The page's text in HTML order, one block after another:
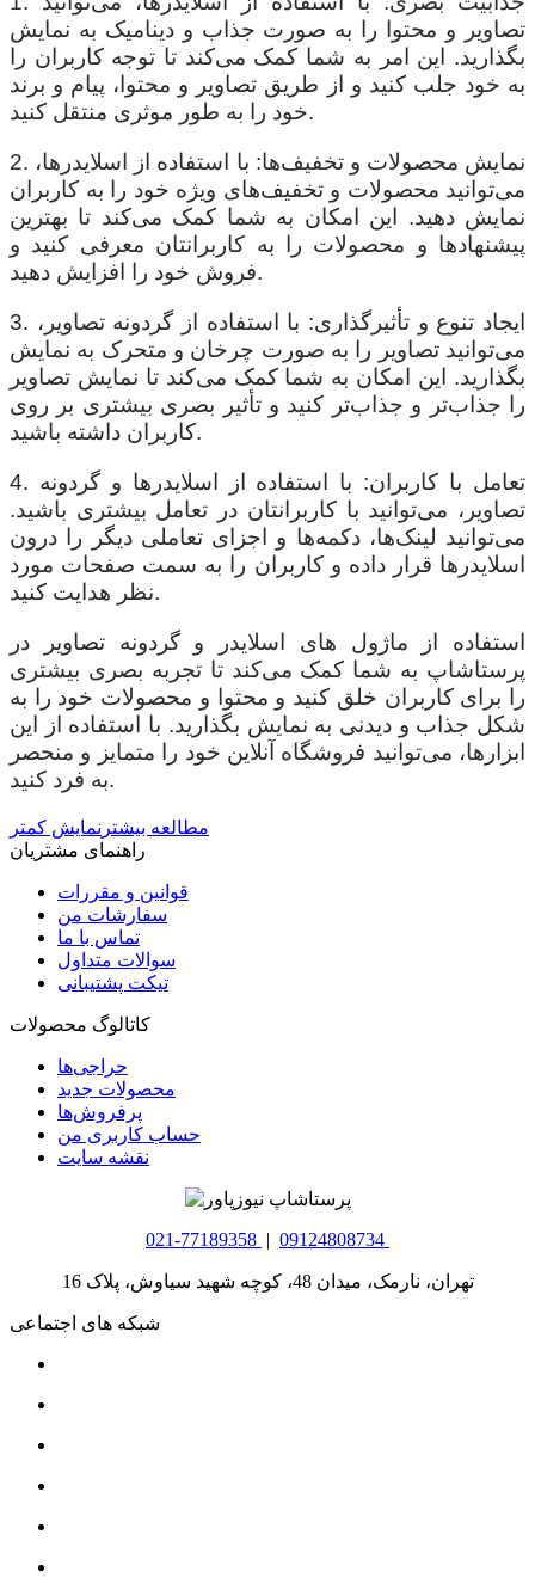
تصاویر و محتوا را به صورت جذاب و دینامیک به نمایش
بگذارید. این امر به شما کمک می‌کند تا توجه کاربران را
به خود جلب کنید و از طریق تصاویر و محتوا، پیام و برند
خود را به طور موثری منتقل کنید.
2. نمایش محصولات و تخفیف‌ها: با استفاده از اسلایدرها،
می‌توانید محصولات و تخفیف‌های ویژه خود را به کاربران
نمایش دهید. این امکان به شما کمک می‌کند تا بهترین
پیشنهادها و محصولات را به کاربرانتان معرفی کنید و
فروش خود را افزایش دهید.
3. ایجاد تنوع و تأثیرگذاری: با استفاده از گردونه تصاویر،
می‌توانید تصاویر را به صورت چرخان و متحرک به نمایش
بگذارید. این امکان به شما کمک می‌کند تا نمایش تصاویر
را جذاب‌تر و جذاب‌تر کنید و تأثیر بصری بیشتری بر روی
کاربران داشته باشید.
4. تعامل با کاربران: با استفاده از اسلایدرها و گردونه
تصاویر، می‌توانید با کاربرانتان در تعامل بیشتری باشید.
می‌توانید لینک‌ها، دکمه‌ها و اجزای تعاملی دیگر را درون
اسلایدرها قرار داده و کاربران را به سمت صفحات مورد
نظر هدایت کنید.
استفاده از ماژول های اسلایدر و گردونه تصاویر در
پرستاشاپ به شما کمک می‌کند تا تجربه بصری بیشتری
را برای کاربران خلق کنید و محتوا و محصولات خود را به
شکل جذاب و دیدنی به نمایش بگذارید. با استفاده از این
ابزارها، می‌توانید فروشگاه آنلاین خود را متمایز و منحصر
به فرد کنید.
مطالعه بیشتر نمایش کمتر
راهنمای مشتریان
قوانین و مقررات
سفارشات من
تماس با ما
سوالات متداول
تیکت پشتیبانی
کاتالوگ محصولات
حراجی‌ها
محصولات جدید
پرفروش‌ها
حساب کاربری من
نقشه سایت
021-77189358 | 09124808734
تهران، نارمک، میدان 48، کوچه شهید سیاوش، پلاک 16
شبکه های اجتماعی